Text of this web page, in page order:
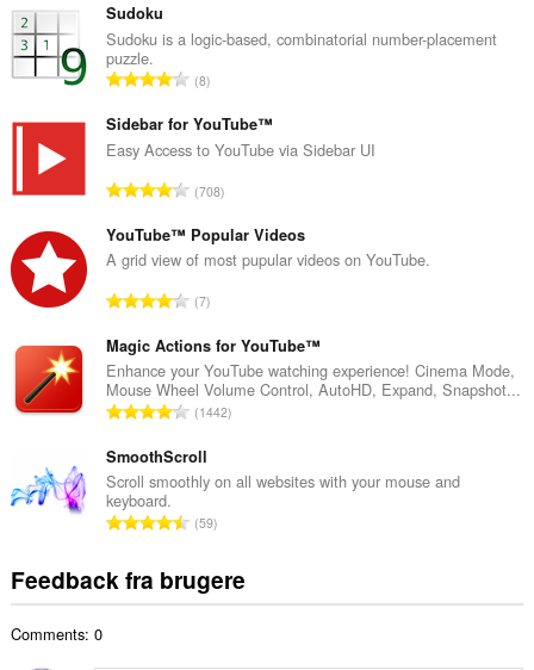
Sudoku
Sudoku is a logic-based, combinatorial number-placement
puzzle.
A
t
a
b
d
ø
m
m
e
l
s
e
i
a
t
8
Sidebar for YouTube™
Easy Access to YouTube via Sidebar UI
A
t
a
b
d
ø
m
m
e
l
e
i
a
708
YouTube™ Popular Videos
A grid view of most pupular videos on YouTube.
A
t
a
l
b
d
ø
m
m
l
s
7
Magic Actions for YouTube™
Enhance your YouTube watching experience! Cinema Mode,
Mouse Wheel Volume Control, AutoHD, Expand, Snapshot...
A
t
a
b
d
ø
1442
SmoothScroll
Scroll smoothly on all websites with your mouse and
keyboard.
A
a
e
59
Feedback fra brugere
Comments: 0